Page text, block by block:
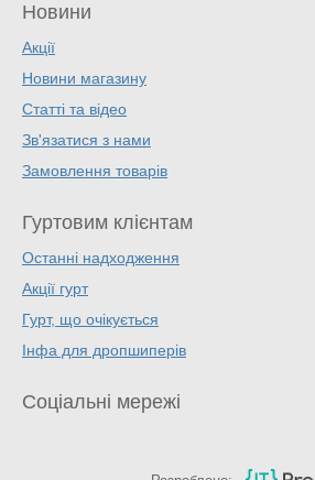
Новини
Акції
Новини магазину
Статті та відео
Зв'язатися з нами
Замовлення товарів
Гуртовим клієнтам
Останні надходження
Акції гурт
Гурт, що очікується
Інфа для дропшиперів
Соціальні мережі